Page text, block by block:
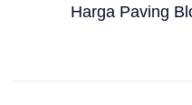
Harga Paving